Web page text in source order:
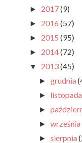
► 2017(9)
► 2016 (57)
► 2015 (95)
► 2014(72)
▼ 2013(45)
►grudnia
►
►
►września
►sierpnia